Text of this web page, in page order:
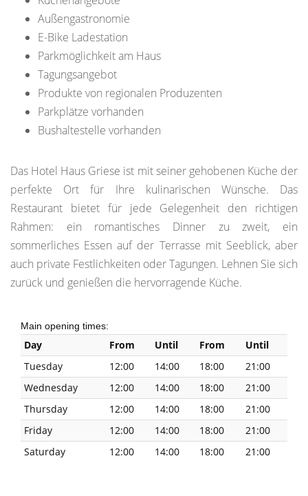
Außengastronomie
E-Bike Ladestation
Parkmöglichkeit am Haus
Tagungsangebot
Produkte von regionalen Produzenten
Parkplätze vorhanden
Bushaltestelle vorhanden
Das Hotel Haus Griese ist mit seiner gehobenen Küche der
perfekte Ort für Ihre kulinarischen Wünsche. Das
Restaurant bietet für jede Gelegenheit den richtigen
Rahmen: ein romantisches Dinner zu zweit, ein
sommerliches Essen auf der Terrasse mit Seeblick, aber
auch private Festlichkeiten oder Tagungen. Lehnen Sie sich
zurück und genießen die hervorragende Küche.
Main opening times:
Day From Until From
Until
Tuesday
12:00 14:00 18:00
21:00
Wednesday
12:00 14:00 18:00
21:00
Thursday
12:00 14:00 18:00
21:00
Friday
12:00 14:00 18:00
21:00
Saturday
12:00 14:00 18:00 21:00